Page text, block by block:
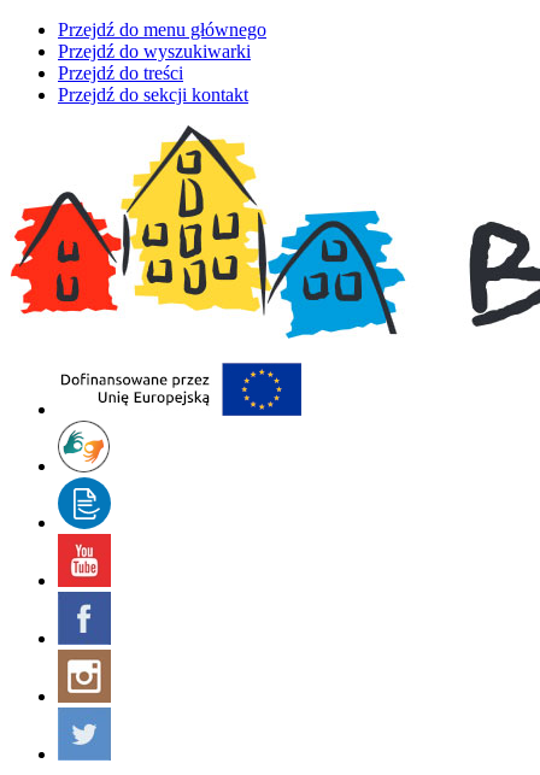
Przejdź do menu głównego
Przejdź do wyszukiwarki
Przejdź do treści
Przejdź do sekcji kontakt